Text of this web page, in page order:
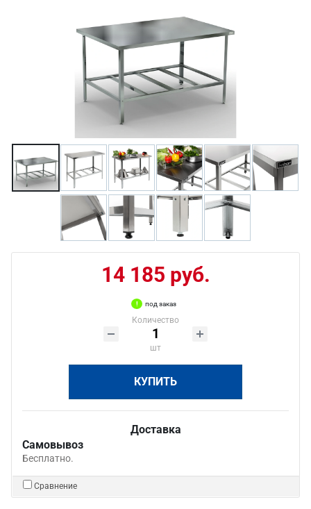
14 185 руб.
под заказ
Количество
шт
КУПИТЬ
Доставка
Самовывоз
Бесплатно.
Сравнение